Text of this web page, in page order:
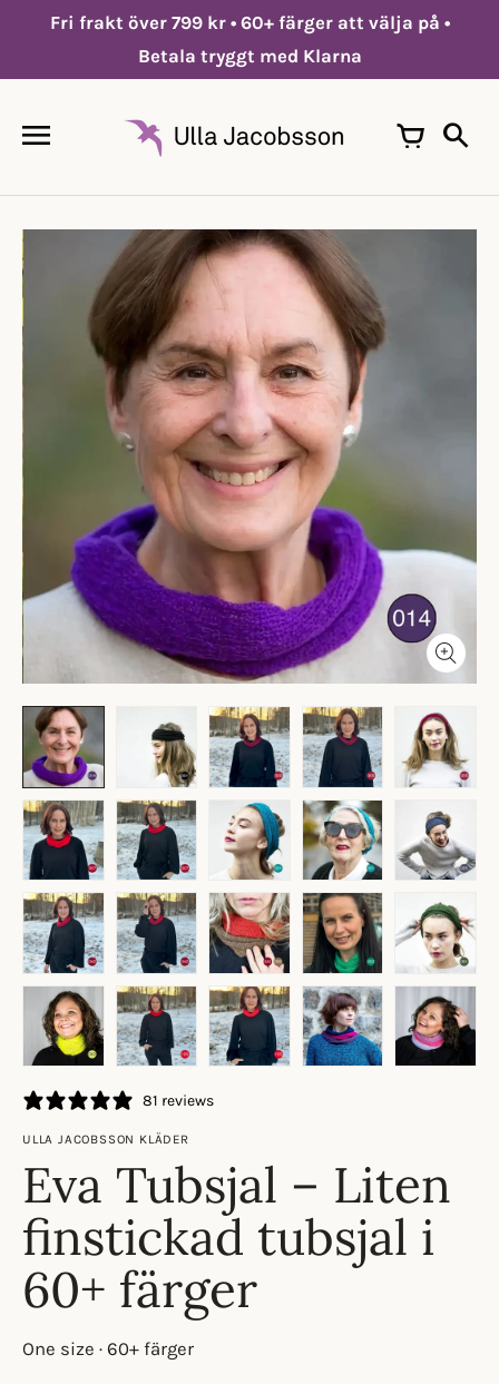
Fri frakt över 799 kr • 60+ färger att välja på •
Betala tryggt med Klarna
81 reviews
ULLA JACOBSSON KLÄDER
Eva Tubsjal – Liten
finstickad tubsjal i
60+ färger
One size · 60+ färger